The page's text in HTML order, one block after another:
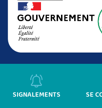
SIGNALEMENTS SE